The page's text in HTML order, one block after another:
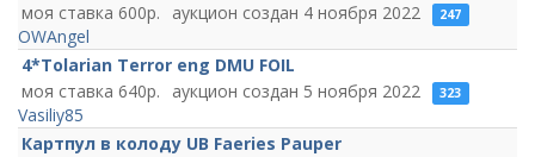
600
4 ноября 2022 247
OWAngel
4*Tolarian Terror eng DMU FOIL
640
5 ноября 2022 323
Vasiliy85
Картпул в колоду UB Faeries Pauper